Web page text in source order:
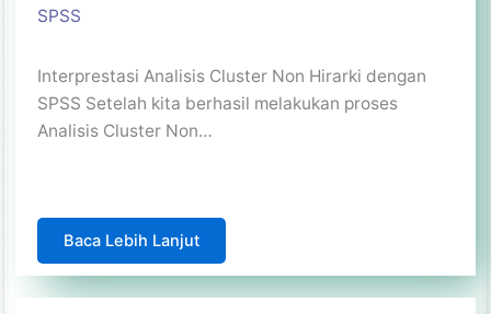
SPSS
Interprestasi Analisis Cluster Non Hirarki dengan
SPSS Setelah kita berhasil melakukan proses
Analisis Cluster Non…
Baca Lebih Lanjut